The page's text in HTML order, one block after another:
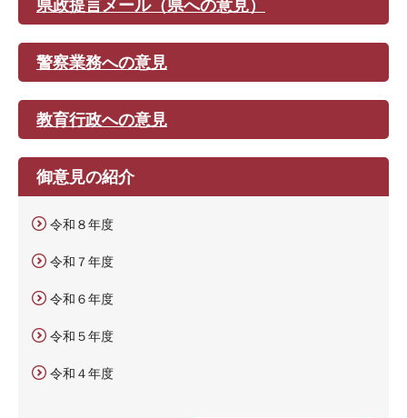
警察業務への意見
教育行政への意見
御意見の紹介
令和８年度
令和７年度
令和６年度
令和５年度
令和４年度